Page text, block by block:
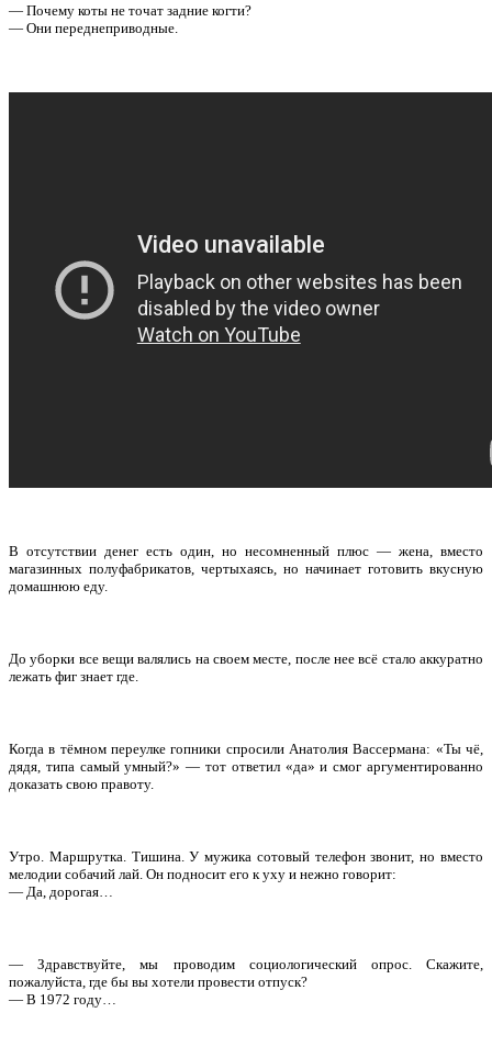
— Почему коты не точат задние когти?
— Они переднеприводные.
В отсутствии денег есть один, но несомненный плюс — жена, вместо
магазинных полуфабрикатов, чертыхаясь, но начинает готовить вкусную
домашнюю еду.
До уборки все вещи валялись на своем месте, после нее всё стало аккуратно
лежать фиг знает где.
Когда в тёмном переулке гопники спросили Анатолия Вассермана: «Ты чё,
дядя, типа самый умный?» — тот ответил «да» и смог аргументированно
доказать свою правоту.
Утро. Маршрутка. Тишина. У мужика сотовый телефон звонит, но вместо
мелодии собачий лай. Он подносит его к уху и нежно говорит:
— Да, дорогая…
— Здравствуйте, мы проводим социологический опрос. Скажите,
пожалуйста, где бы вы хотели провести отпуск?
— В 1972 году…